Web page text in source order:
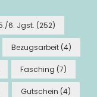
6. Jgst. (252)
Bezugsarbeit (4)
Fasching (7)
Gutschein (4)